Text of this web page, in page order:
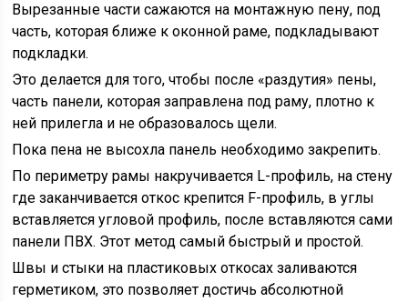
Вырезанные части сажаются на монтажную пену, под
часть, которая ближе к оконной раме, подкладывают
подкладки.
Это делается для того, чтобы после «раздутия» пены,
часть панели, которая заправлена под раму, плотно к
ней прилегла и не образовалось щели.
Пока пена не высохла панель необходимо закрепить.
По периметру рамы накручивается L-профиль, на стену
где заканчивается откос крепится F-профиль, в углы
вставляется угловой профиль, после вставляются сами
панели ПВХ. Этот метод самый быстрый и простой.
Швы и стыки на пластиковых откосах заливаются
герметиком, это позволяет достичь абсолютной